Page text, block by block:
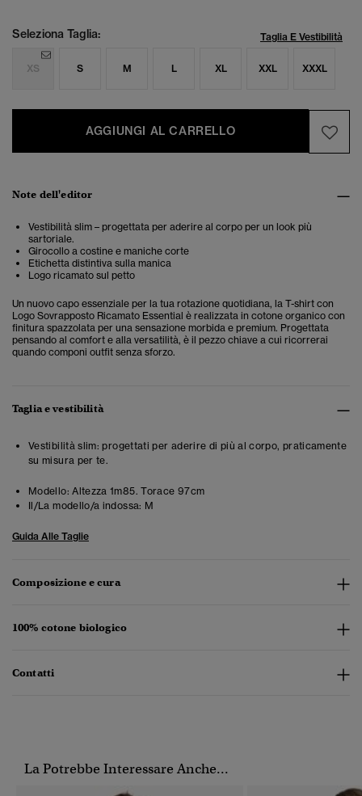
Seleziona Taglia: Taglia E Vestibilità
XS S M L XL XXL XXXL
AGGIUNGI AL CARRELLO
Note dell'editor
Vestibilità slim – progettata per aderire al corpo per un look più
sartoriale.
Girocollo a costine e maniche corte
Etichetta distintiva sulla manica
Logo ricamato sul petto
Un nuovo capo essenziale per la tua rotazione quotidiana, la T-shirt con
Logo Sovrapposto Ricamato Essential è realizzata in cotone organico con
finitura spazzolata per una sensazione morbida e premium. Progettata
pensando al comfort e alla versatilità, è il pezzo chiave a cui ricorrerai
quando componi outfit senza sforzo.
Taglia e vestibilità
Vestibilità slim: progettati per aderire di più al corpo, praticamente
su misura per te.
Modello: Altezza 1m85. Torace 97cm
Il/La modello/a indossa: M
Guida Alle Taglie
Composizione e cura
100% cotone biologico
Contatti
La Potrebbe Interessare Anche...